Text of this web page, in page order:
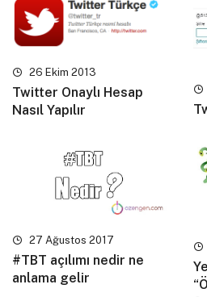
26 Ekim 2013
Twitter Onaylı Hesap
Nasıl Yapılır
27 Ağustos 2017
#TBT açılımı nedir ne
anlama gelir